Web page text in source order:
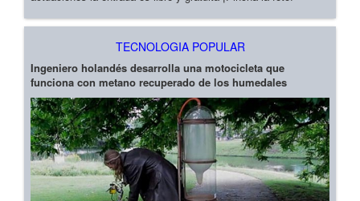
TECNOLOGIA POPULAR
Ingeniero holandés desarrolla una motocicleta que
funciona con metano recuperado de los humedales